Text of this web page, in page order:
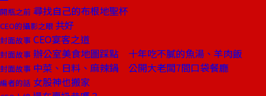
開瓶之前 尋找自己的布根地聖杯
CEO的攝影之眼 共好
封面故事 CEO宴客之道
封面故事 辦公室美食地圖踩點 十年吃不膩的魚湯、羊肉飯
封面故事 中菜、日料、麻辣鍋 公開大老闆7間口袋餐廳
編者的話 女股神也搬家